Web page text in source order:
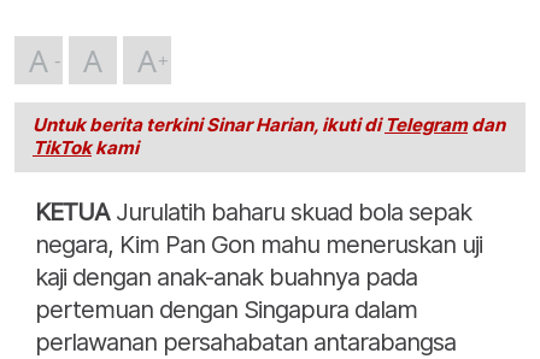
A A A
Untuk berita terkini Sinar Harian, ikuti di Telegramdan
TikTokkami
KETUAJurulatih baharu skuad bola sepak
negara, Kim Pan Gon mahu meneruskan uji
kaji dengan anak-anak buahnya pada
pertemuan dengan Singapura dalam
perlawanan persahabatan antarabangsa